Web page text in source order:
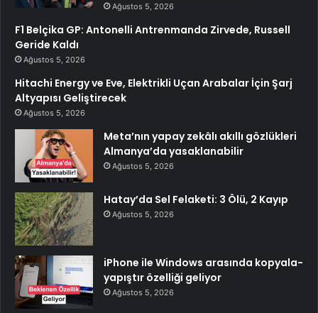
Ağustos 5, 2026
F1 Belçika GP: Antonelli Antrenmanda Zirvede, Russell
Geride Kaldı
Ağustos 5, 2026
Hitachi Energy ve Eve, Elektrikli Uçan Arabalar İçin Şarj
Altyapısı Geliştirecek
Ağustos 5, 2026
Meta’nın yapay zekâlı akıllı gözlükleri
Almanya’da yasaklanabilir
Ağustos 5, 2026
Hatay’da Sel Felaketi: 3 Ölü, 2 Kayıp
Ağustos 5, 2026
iPhone ile Windows arasında kopyala-
yapıştır özelliği geliyor
Ağustos 5, 2026